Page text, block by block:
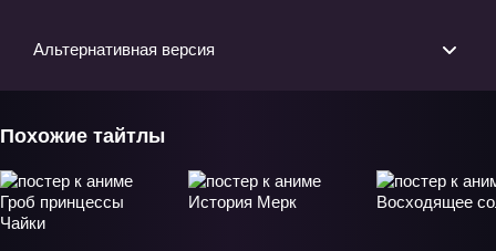
Альтернативная версия
Похожие тайтлы